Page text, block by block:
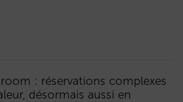
: réservations complexes
désormais aussi en